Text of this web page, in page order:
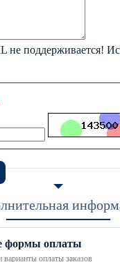
не поддерживается!
формы оплаты
варианты оплаты заказов